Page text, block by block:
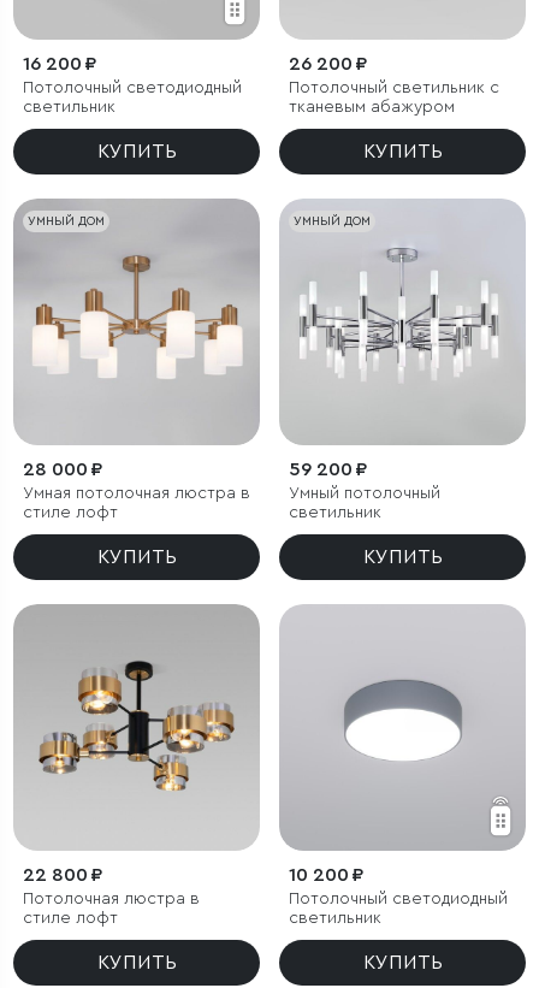
16 200 ₽
Потолочный светодиодный
светильник
КУПИТЬ
26 200 ₽
Потолочный светильник с
тканевым абажуром
КУПИТЬ
УМНЫЙ ДОМ
28 000 ₽
Умная потолочная люстра в
стиле лофт
КУПИТЬ
УМНЫЙ ДОМ
59 200 ₽
Умный потолочный
светильник
КУПИТЬ
22 800 ₽
Потолочная люстра в
стиле лофт
КУПИТЬ
10 200 ₽
Потолочный светодиодный
светильник
КУПИТЬ